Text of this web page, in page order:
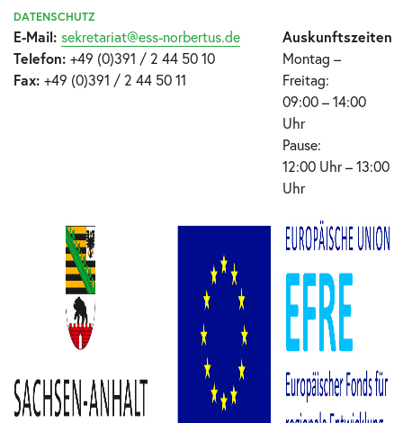
DATENSCHUTZ
E-Mail: sekretariat@ess-norbertus.de
Telefon: +49 (0)391 / 2 44 50 10
Fax: +49 (0)391 / 2 44 50 11
Auskunftszeiten
Montag –
Freitag:
09:00 – 14:00
Uhr
Pause:
12:00 Uhr – 13:00
Uhr